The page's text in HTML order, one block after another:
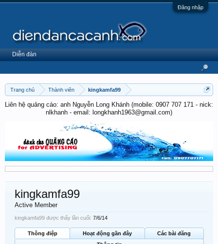
Đăng nhập
Trang chủ Thành viên kingkamfa99
Liên hệ quảng cáo: anh Nguyễn Long Khánh (mobile: 0907 707 171 - nick:
nlkhanh - email: longkhanh1963@gmail.com)
kingkamfa99
Active Member
kingkamfa99 được thấy lần cuối: 7/6/14
Thông điệp Hoạt động gần đây
Các bài đăng
Diễn đàn